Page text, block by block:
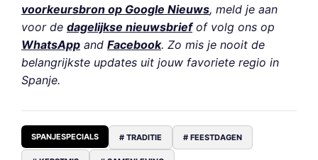
voorkeursbron op Google Nieuws, meld je aan
voor de dagelijkse nieuwsbriefof volg ons op
WhatsApp and Facebook. Zo mis je nooit de
belangrijkste updates uit jouw favoriete regio in
Spanje.
SPANJESPECIALS # TRADITIE # FEESTDAGEN